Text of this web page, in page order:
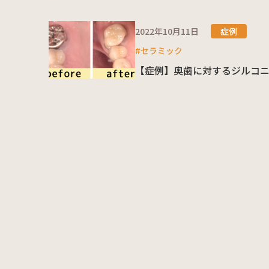
2022年10月11日
症例
#セラミック
【症例】奥歯に対するジルコ